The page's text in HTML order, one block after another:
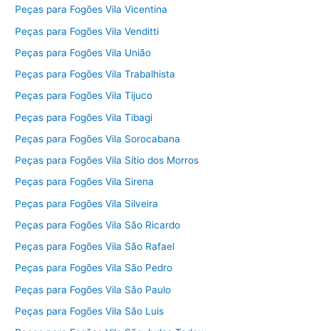
Peças para Fogões Vila Vicentina
Peças para Fogões Vila Venditti
Peças para Fogões Vila União
Peças para Fogões Vila Trabalhista
Peças para Fogões Vila Tijuco
Peças para Fogões Vila Tibagi
Peças para Fogões Vila Sorocabana
Peças para Fogões Vila Sítio dos Morros
Peças para Fogões Vila Sirena
Peças para Fogões Vila Silveira
Peças para Fogões Vila São Ricardo
Peças para Fogões Vila São Rafael
Peças para Fogões Vila São Pedro
Peças para Fogões Vila São Paulo
Peças para Fogões Vila São Luis